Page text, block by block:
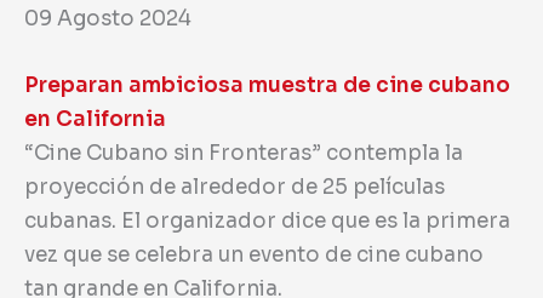
09 Agosto 2024
Preparan ambiciosa muestra de cine cubano
en California
“Cine Cubano sin Fronteras” contempla la
proyección de alrededor de 25 películas
cubanas. El organizador dice que es la primera
vez que se celebra un evento de cine cubano
tan grande en California.